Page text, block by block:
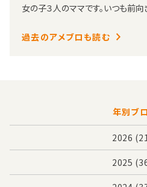
女の子３人のママです。いつも前向
過去のアメブロも読む
年別ブ
2026
2025